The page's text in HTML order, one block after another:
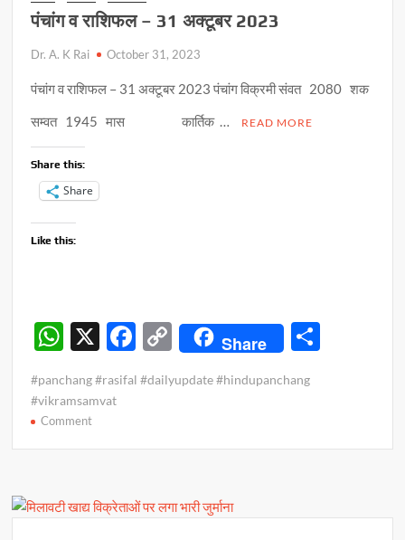
चंद्रमा
का
पूजन
पंचांग व राशिफल – 31 अक्टूबर 2023
Dr. A. K Rai October 31, 2023
पंचांग व राशिफल – 31 अक्टूबर 2023 पंचांग विक्रमी संवत 2080 शक
सम्वत 1945 मास कार्तिक …
READ MORE
Share this:
Share
Like this:
W
at
s
A
p
X
F
e
o
k
C
o
p
Li
k
Share
#panchang #rasifal #dailyupdate #hindupanchang
#vikramsamvat
Commenton
–
31